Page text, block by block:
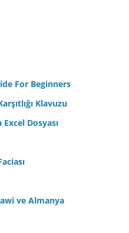
For Beginners
Klavuzu
Dosyası
ve Almanya